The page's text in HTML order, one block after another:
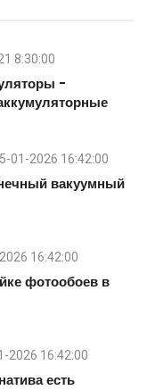
8:30:00
-
01-2026 16:42:00
вакуумный
16:42:00
фотообоев в
2026 16:42:00
есть